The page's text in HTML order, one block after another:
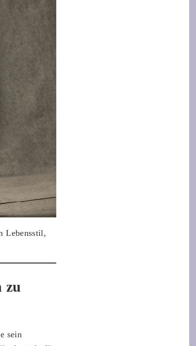
Lebensstil,
zu
sein